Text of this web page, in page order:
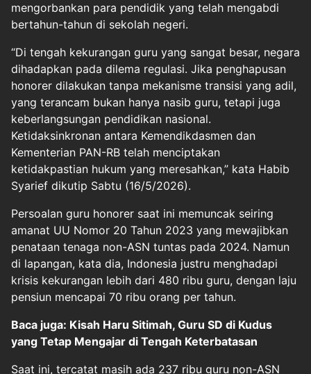
mengorbankan para pendidik yang telah mengabdi
bertahun-tahun di sekolah negeri.
“Di tengah kekurangan guru yang sangat besar, negara
dihadapkan pada dilema regulasi. Jika penghapusan
honorer dilakukan tanpa mekanisme transisi yang adil,
yang terancam bukan hanya nasib guru, tetapi juga
keberlangsungan pendidikan nasional.
Ketidaksinkronan antara Kemendikdasmen dan
Kementerian PAN-RB telah menciptakan
ketidakpastian hukum yang meresahkan,” kata Habib
Syarief dikutip Sabtu (16/5/2026).
Persoalan guru honorer saat ini memuncak seiring
amanat UU Nomor 20 Tahun 2023 yang mewajibkan
penataan tenaga non-ASN tuntas pada 2024. Namun
di lapangan, kata dia, Indonesia justru menghadapi
krisis kekurangan lebih dari 480 ribu guru, dengan laju
pensiun mencapai 70 ribu orang per tahun.
Baca juga: Kisah Haru Sitimah, Guru SD di Kudus
yang Tetap Mengajar di Tengah Keterbatasan
Saat ini, tercatat masih ada 237 ribu guru non-ASN